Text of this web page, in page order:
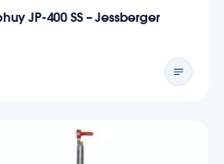
JP-400 SS – Jessberger